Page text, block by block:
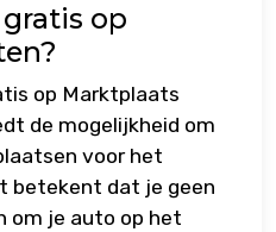
op
op Marktplaats
de mogelijkheid om
voor het
betekent dat je geen
om je auto op het